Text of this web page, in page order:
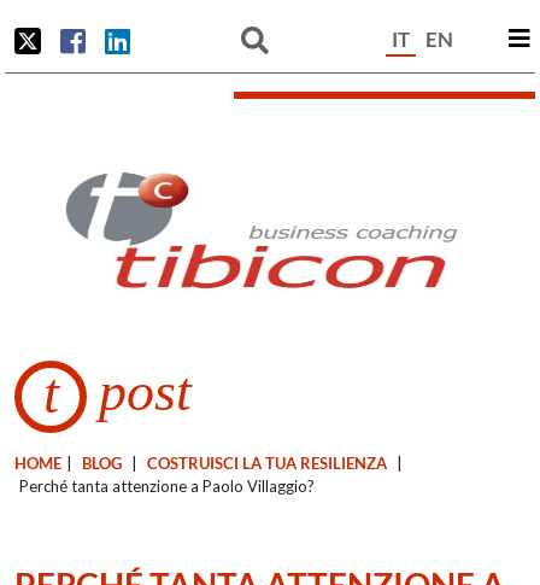
IT EN
t post
HOME BLOG COSTRUISCI LA TUA RESILIENZA
Perché tanta attenzione a Paolo Villaggio?